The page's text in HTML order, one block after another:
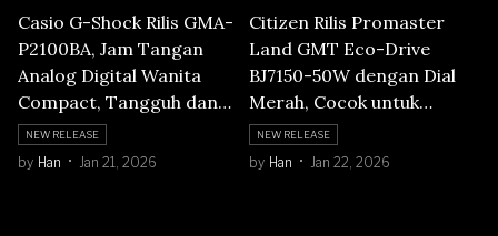
Casio G-Shock Rilis GMA-
P2100BA, Jam Tangan
Analog Digital Wanita
Compact, Tangguh dan
Stylish
NEW RELEASE
by Han Jan 21, 2026
Citizen Rilis Promaster
Land GMT Eco-Drive
BJ7150-50W dengan Dial
Merah, Cocok untuk
Berpetualang
NEW RELEASE
by Han Jan 22, 2026